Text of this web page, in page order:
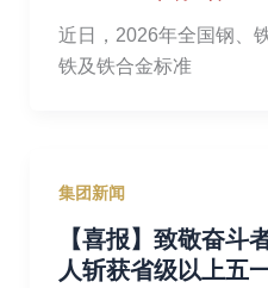
近日，2026年全国钢、
铁及铁合金标准
集团新闻
【喜报】致敬奋
人斩获省级以上五